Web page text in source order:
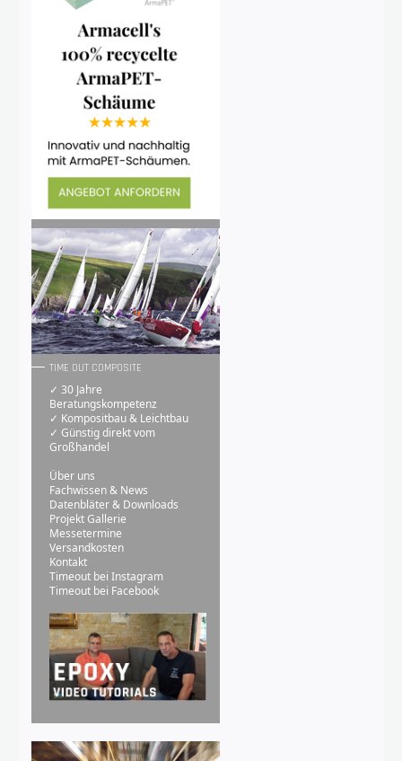
TIME OUT COMPOSITE
✓ 30 Jahre
Beratungskompetenz
✓ Kompositbau & Leichtbau
✓ Günstig direkt vom
Großhandel
Über uns
Fachwissen & News
Datenbläter & Downloads
Projekt Gallerie
Messetermine
Versandkosten
Kontakt
Timeout bei Instagram
Timeout bei Facebook